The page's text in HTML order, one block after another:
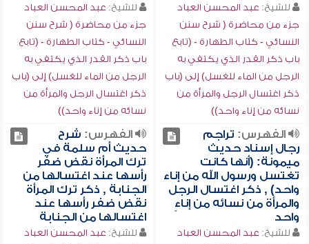
للشيخ: عبد المحسن العباد
جزء من محاضرة ( شرح سنن
النسائي - كتاب الطهارة - (تابع
باب ذكر القدر الذي يكتفي به
الرجل من الماء للغسل) إلى (باب
ذكر اغتسال الرجل والمرأة من
نسائه من إناء واحد))
للشيخ: عبد المحسن العباد
جزء من محاضرة ( شرح سنن
النسائي - كتاب الطهارة - (تابع
باب ذكر القدر الذي يكتفي به
الرجل من الماء للغسل) إلى (باب
ذكر اغتسال الرجل والمرأة من
نسائه من إناء واحد))
الفهرس: تراجم
رجال إسناد حديث
ميمونة: (أنها كانت
تغتسل ورسول الله من إناء
واحد) , ذكر اغتسال الرجل
والمرأة من نسائه من إناءٍ
واحد
للشيخ: عبد المحسن العباد
الفهرس: شرح
حديث أم سلمة في
ترك المرأة نقض ضفر
رأسها عند اغتسالها من
الجنابة , ذكر ترك المرأة
نقض ضفر رأسها عند
اغتسالها من الجنابة
للشيخ: عبد المحسن العباد